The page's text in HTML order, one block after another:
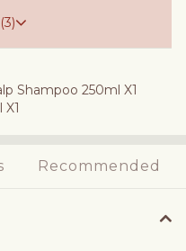
Shampoo 250ml X1
Recommended